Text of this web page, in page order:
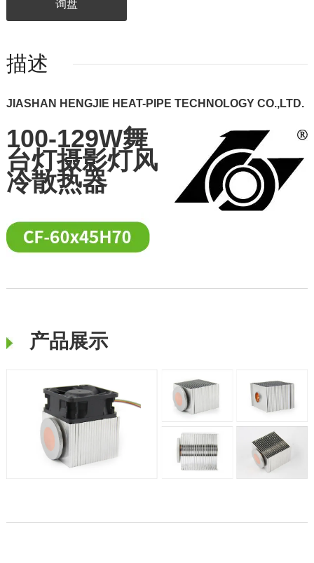
询盘
描述
JIASHAN HENGJIE HEAT-PIPE TECHNOLOGY CO.,LTD.
100-129W舞
台灯摄影灯风
冷散热器
产品展示